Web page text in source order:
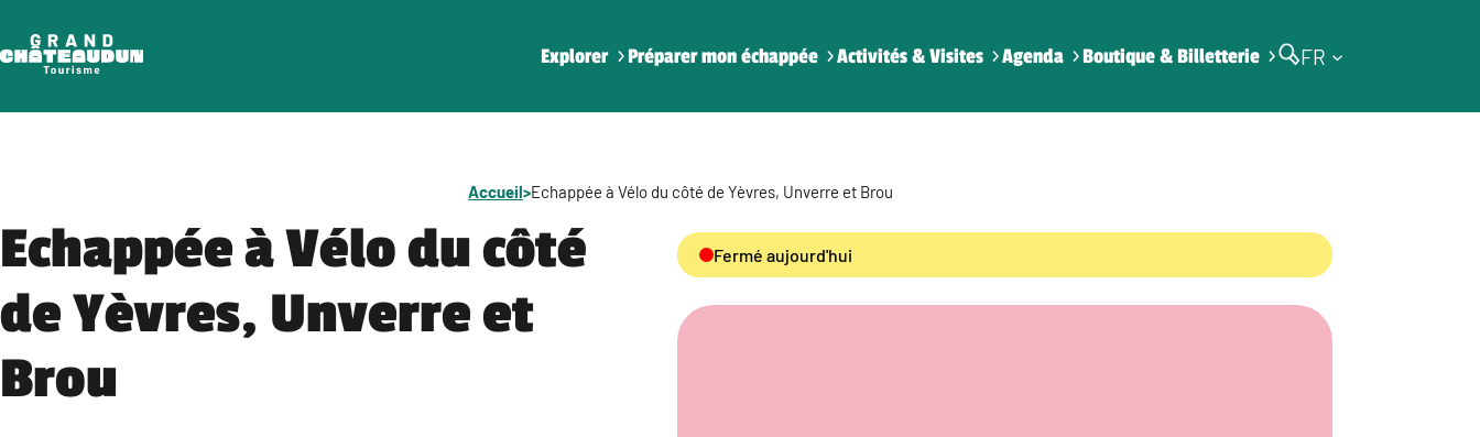
contenu
Explorer Préparer mon échappée Activités & Visites Agenda Boutique & Billetterie FR
Accueil>Echappée à Vélo du côté de Yèvres, Unverre et Brou
Echappée à Vélo du côté
de Yèvres, Unverre et
Brou
Fermé aujourd'hui